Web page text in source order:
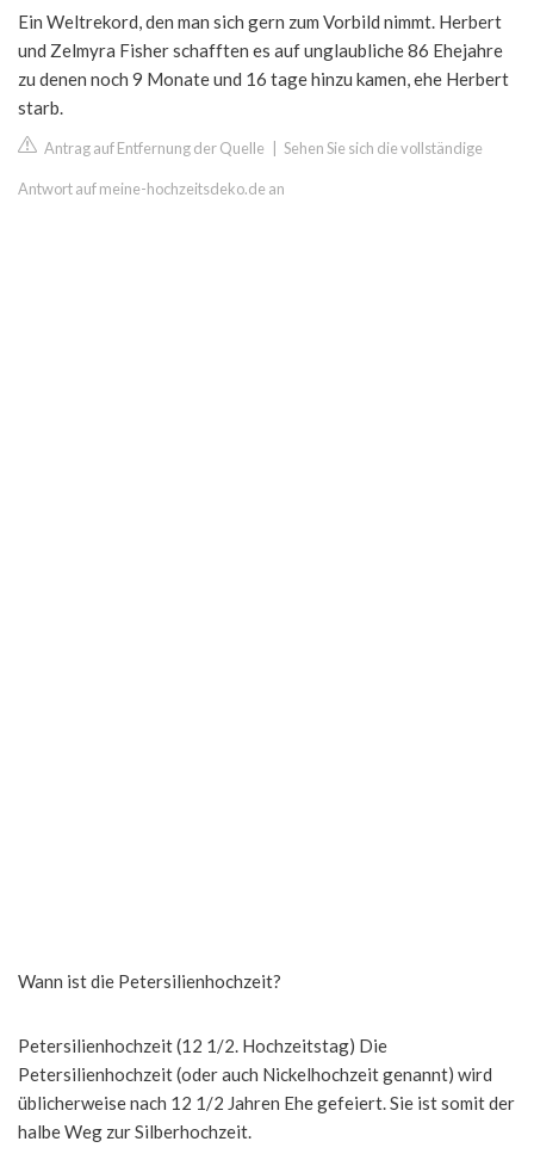
Ein Weltrekord, den man sich gern zum Vorbild nimmt. Herbert
und Zelmyra Fisher schafften es auf unglaubliche 86 Ehejahre
zu denen noch 9 Monate und 16 tage hinzu kamen, ehe Herbert
starb.
Antrag auf Entfernung der Quelle Sehen Sie sich die vollständige
Antwort auf meine-hochzeitsdeko.de an
Wann ist die Petersilienhochzeit?
Petersilienhochzeit (12 1/2. Hochzeitstag) Die
Petersilienhochzeit (oder auch Nickelhochzeit genannt) wird
üblicherweise nach 12 1/2 Jahren Ehe gefeiert. Sie ist somit der
halbe Weg zur Silberhochzeit.